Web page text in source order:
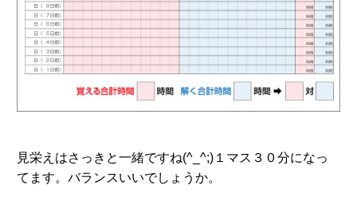
見栄えはさっきと一緒ですね(^_^;)１マス３０分になっ
てます。バランスいいでしょうか。